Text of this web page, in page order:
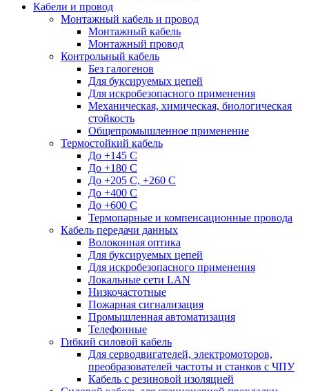
Кабели и провод
Монтажный кабель и провод
Монтажный кабель
Монтажный провод
Контрольный кабель
Без галогенов
Для буксируемых цепей
Для искробезопасного применения
Механическая, химическая, биологическая
стойкость
Общепромышленное применение
Термостойкий кабель
До +145 С
До +180 C
До +205 С, +260 С
До +400 C
До +600 С
Термопарные и компенсационные провода
Кабель передачи данных
Волоконная оптика
Для буксируемых цепей
Для искробезопасного применения
Локальные сети LAN
Низкочастотные
Пожарная сигнализация
Промышленная автоматизация
Телефонные
Гибкий силовой кабель
Для серводвигателей, электромоторов,
преобразователей частоты и станков с ЧПУ
Кабель с резиновой изоляцией